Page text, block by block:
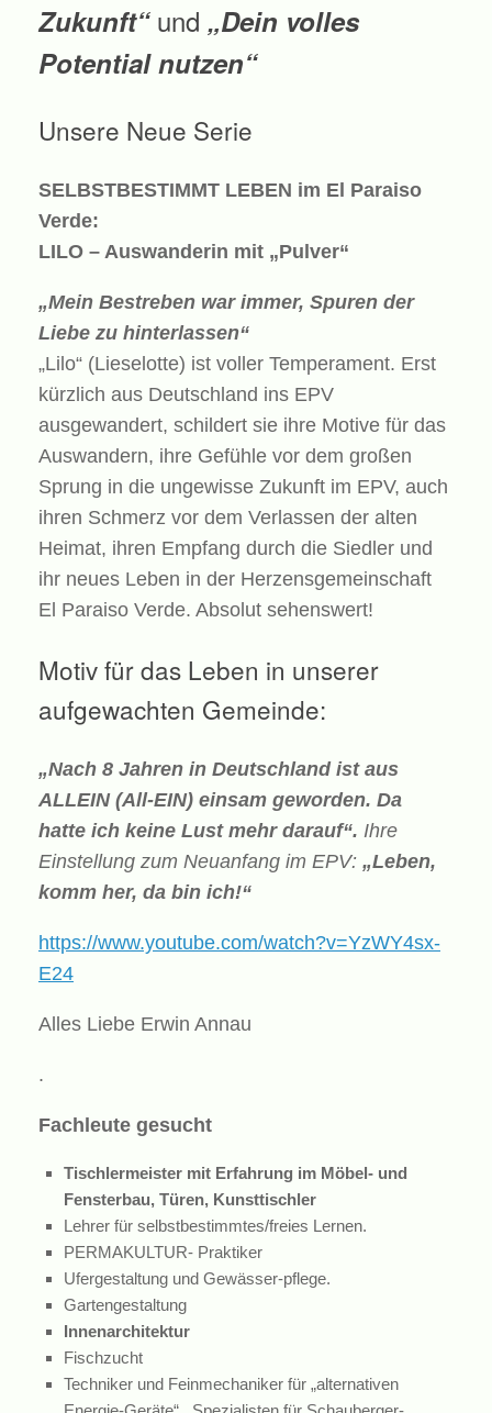
Zukunft“ und „Dein volles
Potential nutzen“
Unsere Neue Serie
SELBSTBESTIMMT LEBEN im El Paraiso
Verde:
LILO – Auswanderin mit „Pulver“
„Mein Bestreben war immer, Spuren der
Liebe zu hinterlassen“
„Lilo“ (Lieselotte) ist voller Temperament. Erst
kürzlich aus Deutschland ins EPV
ausgewandert, schildert sie ihre Motive für das
Auswandern, ihre Gefühle vor dem großen
Sprung in die ungewisse Zukunft im EPV, auch
ihren Schmerz vor dem Verlassen der alten
Heimat, ihren Empfang durch die Siedler und
ihr neues Leben in der Herzensgemeinschaft
El Paraiso Verde. Absolut sehenswert!
Motiv für das Leben in unserer
aufgewachten Gemeinde:
„Nach 8 Jahren in Deutschland ist aus
ALLEIN (All-EIN) einsam geworden. Da
hatte ich keine Lust mehr darauf“. Ihre
Einstellung zum Neuanfang im EPV: „Leben,
komm her, da bin ich!“
https://www.youtube.com/watch?v=YzWY4sx-
E24
Alles Liebe Erwin Annau
.
Fachleute gesucht
Tischlermeister mit Erfahrung im Möbel- und
Fensterbau, Türen, Kunsttischler
Lehrer für selbstbestimmtes/freies Lernen.
PERMAKULTUR- Praktiker
Ufergestaltung und Gewässer-pflege.
Gartengestaltung
Innenarchitektur
Fischzucht
Techniker und Feinmechaniker für „alternativen